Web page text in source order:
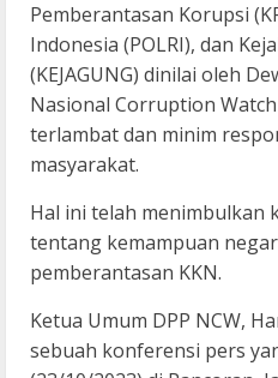
Pemberantasan Korupsi
Indonesia (POLRI), dan
(KEJAGUNG) dinilai oleh
Nasional Corruption
terlambat dan minim
masyarakat.
Hal ini telah menimbulkan
tentang kemampuan
pemberantasan KKN.
Ketua Umum DPP NCW,
sebuah konferensi pers